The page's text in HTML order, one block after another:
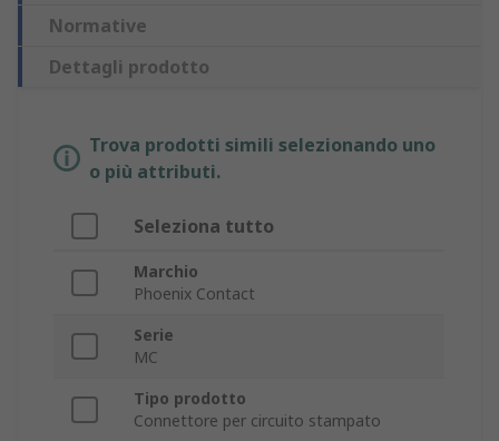
Normative
Dettagli prodotto
Trova prodotti simili selezionando uno
o più attributi.
Seleziona tutto
Marchio
Phoenix Contact
Serie
MC
Tipo prodotto
Connettore per circuito stampato